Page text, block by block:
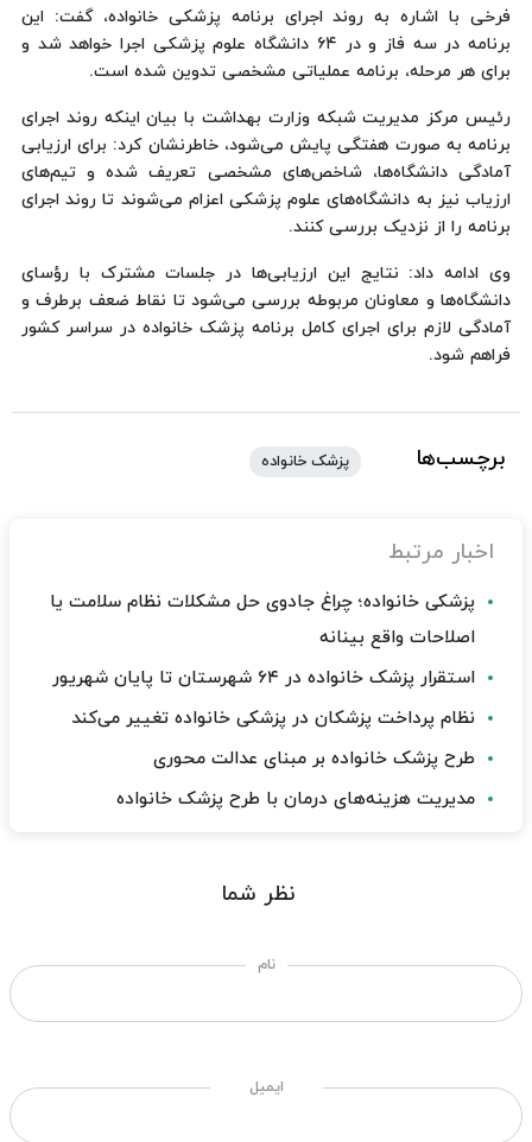
فرخی با اشاره به روند اجرای برنامه پزشکی خانواده، گفت: این
برنامه در سه فاز و در ۶۴ دانشگاه علوم پزشکی اجرا خواهد شد و
برای هر مرحله، برنامه عملیاتی مشخصی تدوین شده است.
رئیس مرکز مدیریت شبکه وزارت بهداشت با بیان اینکه روند اجرای
برنامه به‌ صورت هفتگی پایش می‌شود، خاطرنشان کرد: برای ارزیابی
آمادگی دانشگاه‌ها، شاخص‌های مشخصی تعریف شده و تیم‌های
ارزیاب نیز به دانشگاه‌های علوم پزشکی اعزام می‌شوند تا روند اجرای
برنامه را از نزدیک بررسی کنند.
وی ادامه داد: نتایج این ارزیابی‌ها در جلسات مشترک با رؤسای
دانشگاه‌ها و معاونان مربوطه بررسی می‌شود تا نقاط ضعف برطرف و
آمادگی لازم برای اجرای کامل برنامه پزشک خانواده در سراسر کشور
فراهم شود.
برچسب‌ها پزشک خانواده
اخبار مرتبط
پزشکی خانواده؛ چراغ جادوی حل مشکلات نظام سلامت یا
اصلاحات واقع بینانه
استقرار پزشک خانواده در ۶۴ شهرستان تا پایان شهریور
نظام پرداخت پزشکان در پزشکی خانواده تغییر می‌کند
طرح پزشک خانواده بر مبنای عدالت محوری
مدیریت هزینه‌های درمان با طرح پزشک خانواده
نظر شما
نام
ایمیل